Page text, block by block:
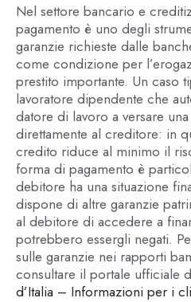
Nel settore bancario e
pagamento è uno degli
garanzie richieste dalle
come condizione per
prestito importante. Un caso
lavoratore dipendente che
datore di lavoro a versare
direttamente al creditore: in
credito riduce al minimo il
forma di pagamento è
debitore ha una situazione
dispone di altre garanzie
al debitore di accedere a
potrebbero essergli negati.
sulle garanzie nei rapporti
consultare il portale ufficiale
d’Italia – Informazioni per i